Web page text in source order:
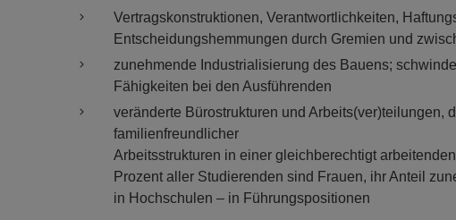
Vertragskonstruktionen, Verantwortlichkeiten,
Entscheidungshemmungen durch Gremien und
zunehmende Industrialisierung des Bauens;
Fähigkeiten bei den Ausführenden
veränderte Bürostrukturen und Arbeits(ver)teilungen,
familienfreundlicher
Arbeitsstrukturen in einer gleichberechtigt
Prozent aller Studierenden sind Frauen, ihr Anteil
in Hochschulen – in Führungspositionen